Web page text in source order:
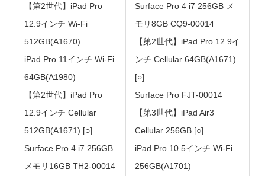
【第2世代】iPad Pro
12.9インチ Wi-Fi
512GB(A1670)
iPad Pro 11インチ Wi-Fi
64GB(A1980)
【第2世代】iPad Pro
12.9インチ Cellular
512GB(A1671) [○]
Surface Pro 4 i7 256GB
メモリ16GB TH2-00014
Surface Pro 4 i7 256GB メ
モリ8GB CQ9-00014
【第2世代】iPad Pro 12.9イ
ンチ Cellular 64GB(A1671)
[○]
Surface Pro FJT-00014
【第3世代】iPad Air3
Cellular 256GB [○]
iPad Pro 10.5インチ Wi-Fi
256GB(A1701)